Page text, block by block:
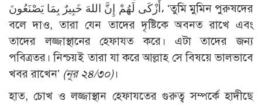
أَزْكَى لَهُمْ إِنَّ اللهَ خَبِيرٌ بِمَا يَصْنَعُونَ، ‘তুমি মুমিন পুরুষদের
বলে দাও, তারা যেন তাদের দৃষ্টিকে অবনত রাখে এবং
তাদের লজ্জাস্থানের হেফাযত করে। এটা তাদের জন্য
পবিত্রতর। নিশ্চয়ই তারা যা করে আল্লাহ সে বিষয়ে ভালভাবে
খবর রাখেন’ (নূর ২৪/৩০)।
হাত, চোখ ও লজ্জাস্থান হেফাযতের গুরুত্ব সম্পর্কে হাদীছে